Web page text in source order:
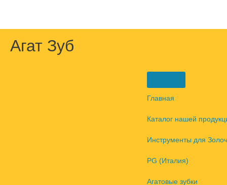
содержимому
Агат Зуб
Главная
Каталог нашей
Инструменты для
PG (Италия)
Агатовые зубки